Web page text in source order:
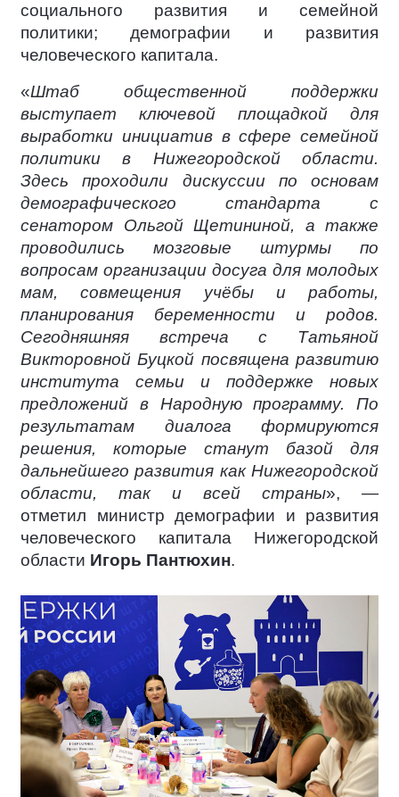
социального развития и семейной
политики; демографии и развития
человеческого капитала.
«Штаб общественной поддержки
выступает ключевой площадкой для
выработки инициатив в сфере семейной
политики в Нижегородской области.
Здесь проходили дискуссии по основам
демографического стандарта с
сенатором Ольгой Щетининой, а также
проводились мозговые штурмы по
вопросам организации досуга для молодых
мам, совмещения учёбы и работы,
планирования беременности и родов.
Сегодняшняя встреча с Татьяной
Викторовной Буцкой посвящена развитию
института семьи и поддержке новых
предложений в Народную программу. По
результатам диалога формируются
решения, которые станут базой для
дальнейшего развития как Нижегородской
области, так и всей страны», —
отметил министр демографии и развития
человеческого капитала Нижегородской
области Игорь Пантюхин.